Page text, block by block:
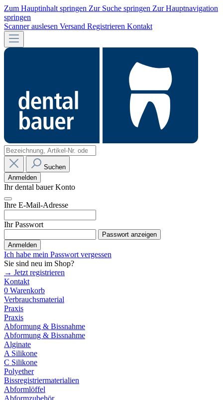
Zum Hauptinhalt springen Zur Suche springen Zur Hauptnavigation
springen
Scanner auslesen Versand Registrieren Kontakt
Suchen
Anmelden
Ihr dental bauer Konto
Ihre E-Mail-Adresse
Ihr Passwort
Passwort anzeigen
Anmelden
Ich habe mein Passwort vergessen
Sie sind neu im Shop?
→ Jetzt registrieren
Kontakt
0 Warenkorb
Verbrauchsmaterial
Praxis
Praxis
Abformung & Bissnahme
Abformung & Bissnahme
Alginate
A Silikone
C Silikone
Polyether
Bissregistriermaterialien
Abformlöffel
Abformzubehör